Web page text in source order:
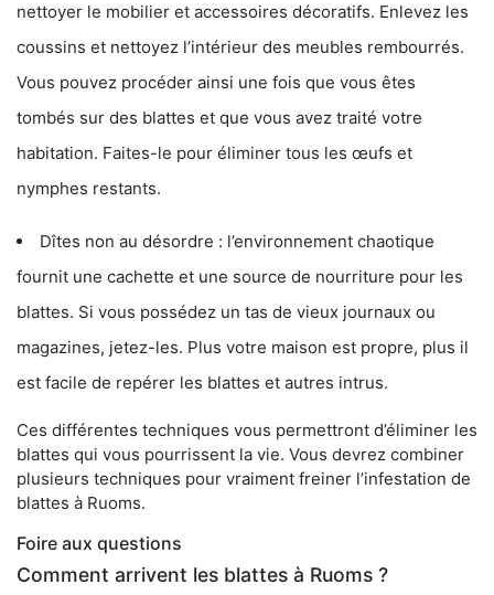
nettoyer le mobilier et accessoires décoratifs. Enlevez les
coussins et nettoyez l’intérieur des meubles rembourrés.
Vous pouvez procéder ainsi une fois que vous êtes
tombés sur des blattes et que vous avez traité votre
habitation. Faites-le pour éliminer tous les œufs et
nymphes restants.
Dîtes non au désordre : l’environnement chaotique
fournit une cachette et une source de nourriture pour les
blattes. Si vous possédez un tas de vieux journaux ou
magazines, jetez-les. Plus votre maison est propre, plus il
est facile de repérer les blattes et autres intrus.
Ces différentes techniques vous permettront d’éliminer les
blattes qui vous pourrissent la vie. Vous devrez combiner
plusieurs techniques pour vraiment freiner l’infestation de
blattes à Ruoms.
Foire aux questions
Comment arrivent les blattes à Ruoms ?